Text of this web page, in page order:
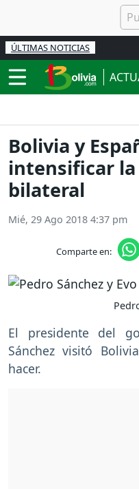
ÚLTIMAS NOTICIAS
Bolivia y
intensificar
bilateral
Mié, 29 Ago 2018 4:37 pm
Comparte en:
El presidente del
Sánchez visitó
hacer.